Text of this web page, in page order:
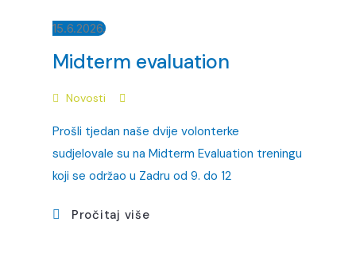
15.6.2026.
Midterm evaluation
Novosti
Prošli tjedan naše dvije volonterke
sudjelovale su na Midterm Evaluation treningu
koji se održao u Zadru od 9. do 12
Pročitaj više